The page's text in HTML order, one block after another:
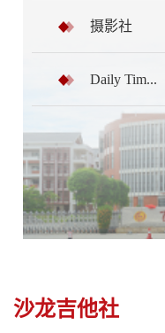
摄影社
Daily Tim...
沙龙吉他社